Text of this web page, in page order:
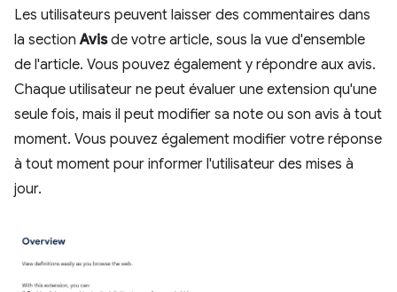
Les utilisateurs peuvent laisser des commentaires dans
la sectionAvisde votre article, sous la vue d'ensemble
de l'article. Vous pouvez également y répondre aux avis.
Chaque utilisateur ne peut évaluer une extension qu'une
seule fois, mais il peut modifier sa note ou son avis à tout
moment. Vous pouvez également modifier votre réponse
à tout moment pour informer l'utilisateur des mises à
jour.